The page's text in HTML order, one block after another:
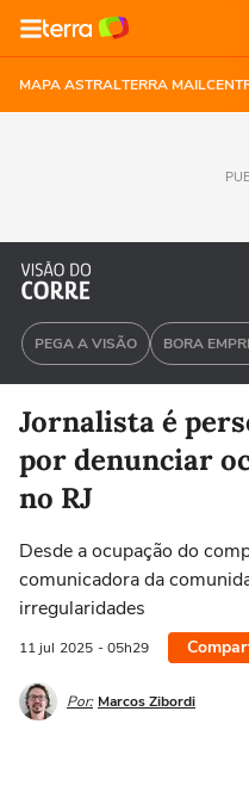
MAPA ASTRALTERRA MAIL
PEGA A VISÃO BORA
Jornalista é
por denunciar
no RJ
Desde a ocupação do
comunicadora da
irregularidades
11 jul 2025 - 05h29
Por: Marcos Zibordi